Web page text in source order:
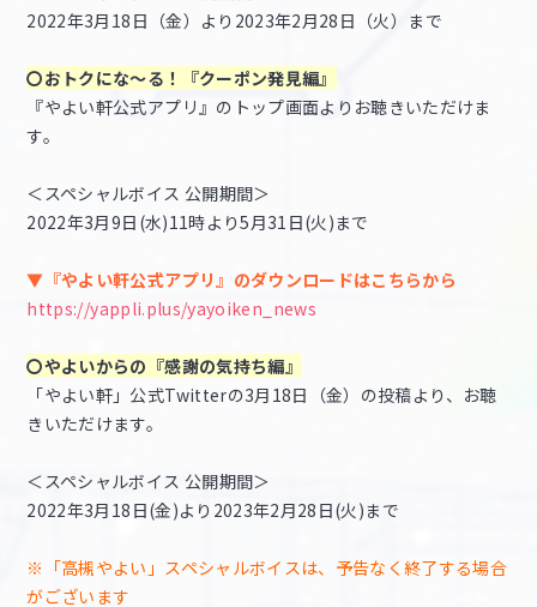
2022年3月18日（金）より2023年2月28日（火）まで
〇おトクにな～る！『クーポン発見編』
『やよい軒公式アプリ』のトップ画面よりお聴きいただけま
す。
＜スペシャルボイス 公開期間＞
2022年3月9日(水)11時より5月31日(火)まで
▼『やよい軒公式アプリ』のダウンロードはこちらから
https://yappli.plus/yayoiken_news
〇やよいからの『感謝の気持ち編』
「やよい軒」公式Twitterの3月18日（金）の投稿より、お聴
きいただけます。
＜スペシャルボイス 公開期間＞
2022年3月18日(金)より2023年2月28日(火)まで
※「高槻やよい」スペシャルボイスは、予告なく終了する場合
がございます